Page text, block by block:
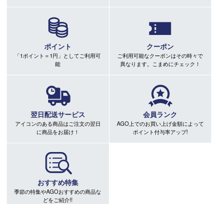
ポイント
「1ポイント＝1円」としてご利用可
能
クーポン
ご利用可能なクーポンはその時々で
異なります。こまめにチェック！
翌日配送サービス
アイコンのある商品はご注文の翌日
に商品をお届け！
会員ランク
AGO上でのお買い上げ金額によって
ポイント付与率アップ!
おすすめ特集
季節の特集やAGOおすすめの商品な
どをご紹介!!